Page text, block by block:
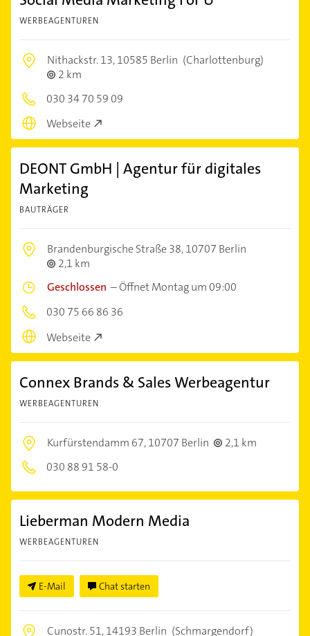
WERBEAGENTUREN
Nithackstr. 13,10585 Berlin (Charlottenburg)
2 km
030 34 70 59 09
Webseite
DEONT GmbH | Agentur für digitales
Marketing
BAUTRÄGER
Brandenburgische Straße 38,10707 Berlin
2,1 km
Geschlossen –Öffnet Montag um 09:00
030 75 66 86 36
Webseite
Connex Brands & Sales Werbeagentur
WERBEAGENTUREN
Kurfürstendamm 67,10707 Berlin
2,1 km
030 88 91 58-0
Lieberman Modern Media
WERBEAGENTUREN
E-Mail Chat starten
Cunostr. 51,14193 Berlin (Schmargendorf)